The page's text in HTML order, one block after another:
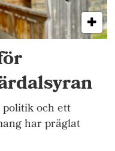
och ett
har präglat